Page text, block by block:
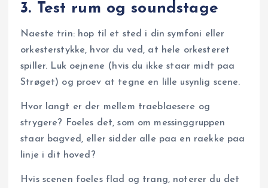
3. Test rum og soundstage
Naeste trin: hop til et sted i din symfoni eller
orkesterstykke, hvor du ved, at hele orkesteret
spiller. Luk oejnene (hvis du ikke staar midt paa
Strøget) og proev at tegne en lille usynlig scene.
Hvor langt er der mellem traeblaesere og
strygere? Foeles det, som om messinggruppen
staar bagved, eller sidder alle paa en raekke paa
linje i dit hoved?
Hvis scenen foeles flad og trang, noterer du det